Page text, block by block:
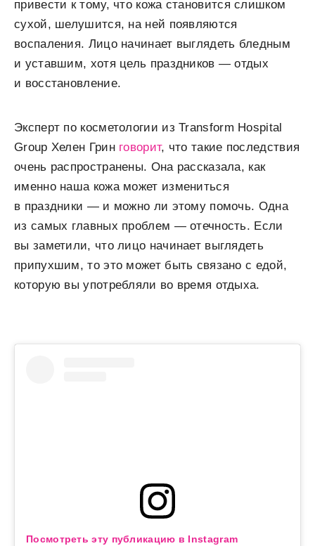
привести к тому, что кожа становится слишком
сухой, шелушится, на ней появляются
воспаления. Лицо начинает выглядеть бледным
и уставшим, хотя цель праздников — отдых
и восстановление.
Эксперт по косметологии из Transform Hospital
Group Хелен Грин говорит, что такие последствия
очень распространены. Она рассказала, как
именно наша кожа может измениться
в праздники — и можно ли этому помочь. Одна
из самых главных проблем — отечность. Если
вы заметили, что лицо начинает выглядеть
припухшим, то это может быть связано с едой,
которую вы употребляли во время отдыха.
Посмотреть эту публикацию в Instagram